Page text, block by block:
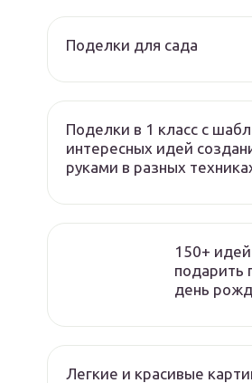
Поделки для сада
Поделки в 1 класс с
интересных идей
руками в разных
150+
подарить
день
Легкие и красивые